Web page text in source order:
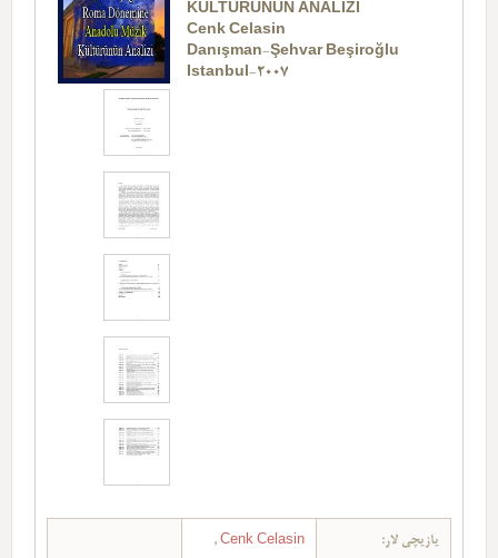
KÜLTÜRÜNÜN ANALIZI
Cenk Celasin
Danışman-Şehvar Beşiroğlu
Istanbul-2007
یازیچی لار: Cenk Celasin
,